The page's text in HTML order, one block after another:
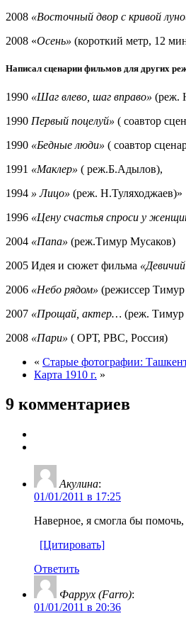
2008 «Восточный двор с кривой
2008 «Осень» (короткий метр, 12
Написал сценарии фильмов для других
1990 «Шаг влево, шаг вправо» (реж.
1990 Первый поцелуй» ( соавтор
1990 «Бедные люди» ( соавтор
1991 «Маклер» ( реж.Б.Адылов),
1994 » Лицо» (реж. Н.Туляходжаев)»
1996 «Цену счастья спроси у
2004 «Папа» (реж.Тимур Мусаков)
2005 Идея и сюжет фильма
2006 «Небо рядом» (режиссер
2007 «Прощай, актер… (реж. Тимур
2008 «Пари» ( ОРТ, РВС, Россия)
« Старые фотографии:
Карта 1910 г. »
9 комментариев
Акулина:
01/01/2011 в 17:25
Наверное, я смогла бы
[Цитировать]
Ответить
Фаррух (Farro):
01/01/2011 в 20:36